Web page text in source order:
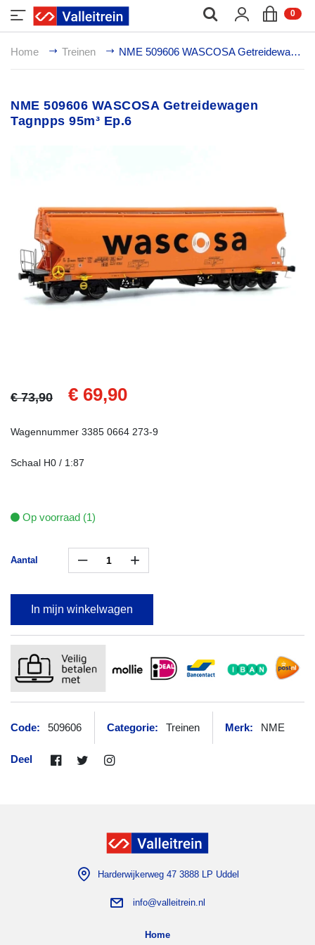
0;
Home Treinen NME 509606 WASCOSA Getreidewagen Tagnpps 95m³ Ep.6
NME 509606 WASCOSA Getreidewagen
Tagnpps 95m³ Ep.6
€ 73,90 € 69,90
Wagennummer 3385 0664 273-9
Schaal H0 / 1:87
Op voorraad (1)
Aantal – +
In mijn winkelwagen
Code: 509606 Categorie: Treinen Merk: NME
Deel
Harderwijkerweg 47 3888 LP Uddel
info@valleitrein.nl
Home